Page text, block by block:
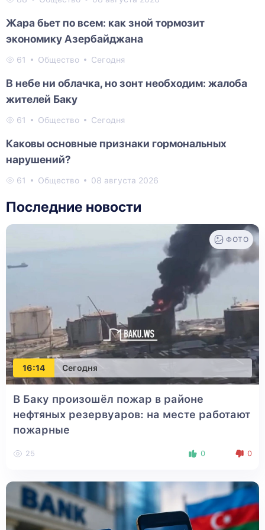
Жара бьет по всем: как зной тормозит
экономику Азербайджана
61 Общество Сегодня
В небе ни облачка, но зонт необходим: жалоба
жителей Баку
61 Общество Сегодня
Каковы основные признаки гормональных
нарушений?
61 Общество 08 августа 2026
Последние новости
16:14 Сегодня
ФОТО
В Баку произошёл пожар в районе
нефтяных резервуаров: на месте работают
пожарные
25 0 0